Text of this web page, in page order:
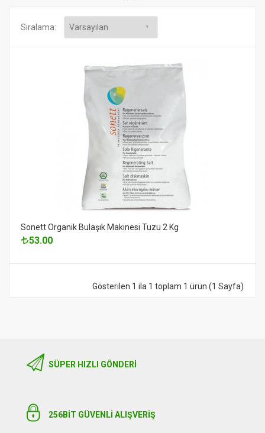
Sıralama:
Sonett Organik Bulaşık Makinesi Tuzu 2 Kg
53.00
Gösterilen 1 ila 1 toplam 1 ürün (1 Sayfa)
SÜPER HIZLI GÖNDERI
256BIT GÜVENLİ ALIŞVERİŞ